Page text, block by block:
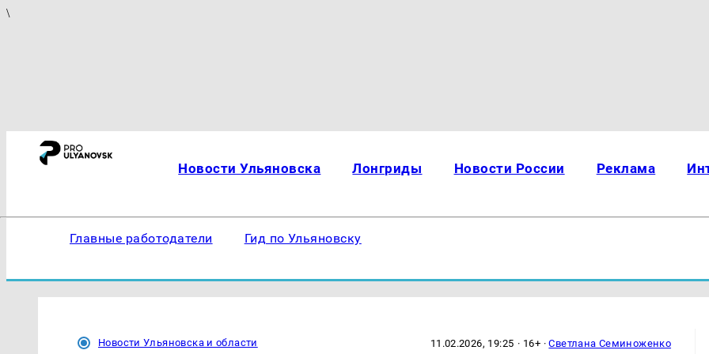
\
Новости Ульяновска Лонгриды Новости России Реклама
Главные работодатели Гид по Ульяновску
Новости Ульяновска и области 11.02.2026, 19:25 · 16+ ·Светлана Семиноженко